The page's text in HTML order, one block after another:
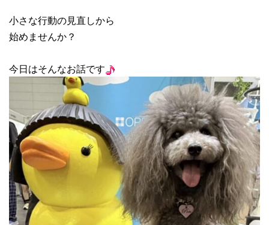
小さな行動の見直しから
始めませんか？
今日はそんなお話です